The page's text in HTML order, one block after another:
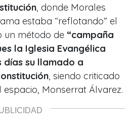
, donde Morales
estaba “reflotando” el
un método de “campaña
la Iglesia Evangélica
días su llamado a
, siendo criticado
Monserrat Álvarez.